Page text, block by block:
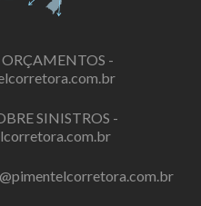
-
SINISTROS -